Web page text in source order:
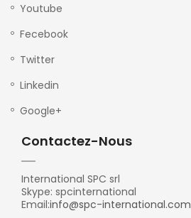
Youtube
Fecebook
Twitter
Linkedin
Google+
Contactez-Nous
International SPC srl
Skype: spcinternational
Email:info@spc-international.com